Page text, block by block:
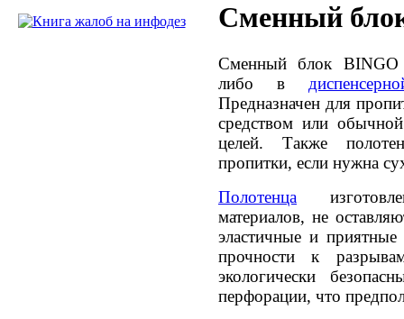
Сменный
Сменный блок BINGO
либо в
Предназначен для
средством или
целей. Также
пропитки, если нужна
Полотенца
материалов, не
эластичные и
прочности к
экологически
перфорации, что